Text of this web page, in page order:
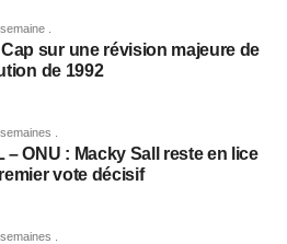
.
sur une révision majeure de
de 1992
.
– ONU : Macky Sall reste en lice
vote décisif
.